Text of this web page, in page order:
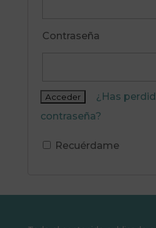
Contraseña
¿Has
contraseña?
Recuérdame